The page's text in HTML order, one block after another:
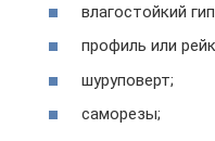
влагостойкий
профиль или
шуруповерт;
саморезы;